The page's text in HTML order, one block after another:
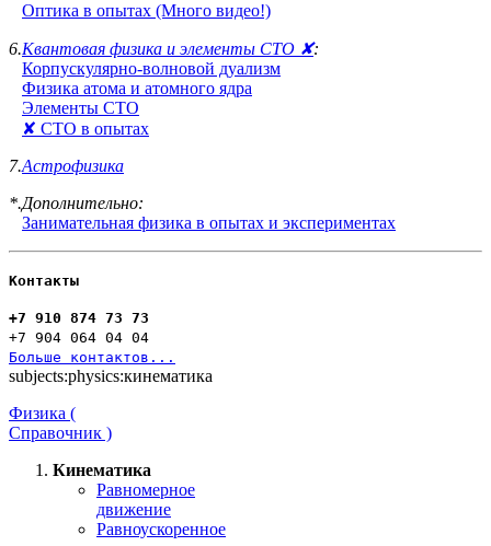
Оптика в опытах (Много видео!)
6.Квантовая физика и элементы СТО ✘:
Корпускулярно-волновой дуализм
Физика атома и атомного ядра
Элементы СТО
✘ СТО в опытах
7.Астрофизика
*.Дополнительно:
Занимательная физика в опытах и экспериментах
Контакты
+7 910 874 73 73
+7 904 064 04 04
Больше контактов...
subjects:physics:кинематика
Физика (
Справочник )
Кинематика
Равномерное
движение
Равноускоренное